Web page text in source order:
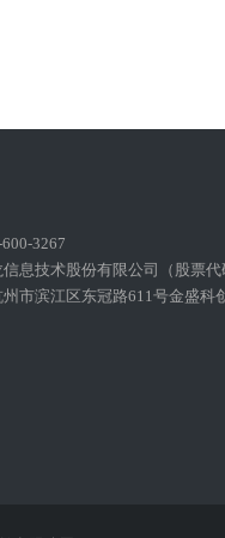
3267
息技术股份有限公司（股票代
市滨江区东冠路611号金盛科